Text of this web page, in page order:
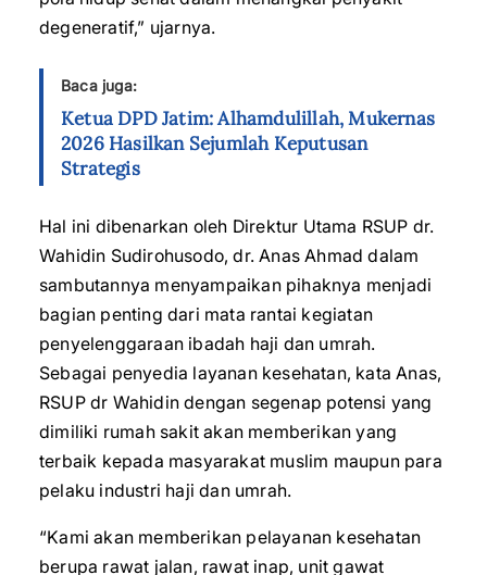
degeneratif,” ujarnya.
Baca juga:
Ketua DPD Jatim: Alhamdulillah, Mukernas
2026 Hasilkan Sejumlah Keputusan
Strategis
Hal ini dibenarkan oleh Direktur Utama RSUP dr.
Wahidin Sudirohusodo, dr. Anas Ahmad dalam
sambutannya menyampaikan pihaknya menjadi
bagian penting dari mata rantai kegiatan
penyelenggaraan ibadah haji dan umrah.
Sebagai penyedia layanan kesehatan, kata Anas,
RSUP dr Wahidin dengan segenap potensi yang
dimiliki rumah sakit akan memberikan yang
terbaik kepada masyarakat muslim maupun para
pelaku industri haji dan umrah.
“Kami akan memberikan pelayanan kesehatan
berupa rawat jalan, rawat inap, unit gawat